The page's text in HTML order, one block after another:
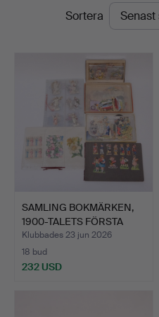
SlutpriserSortera
SAMLING BOKMÄRKEN,
1900-TALETS FÖRSTA
HÄLF…
Klubbades 23 jun 2026
18 bud
232 USD